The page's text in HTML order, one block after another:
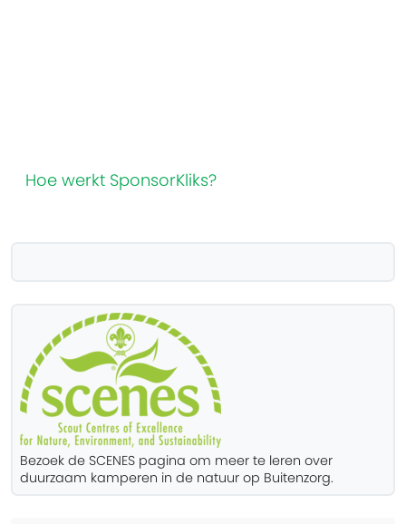
Hoe werkt SponsorKliks?
Bezoek de SCENES pagina om meer te leren over
duurzaam kamperen in de natuur op Buitenzorg.